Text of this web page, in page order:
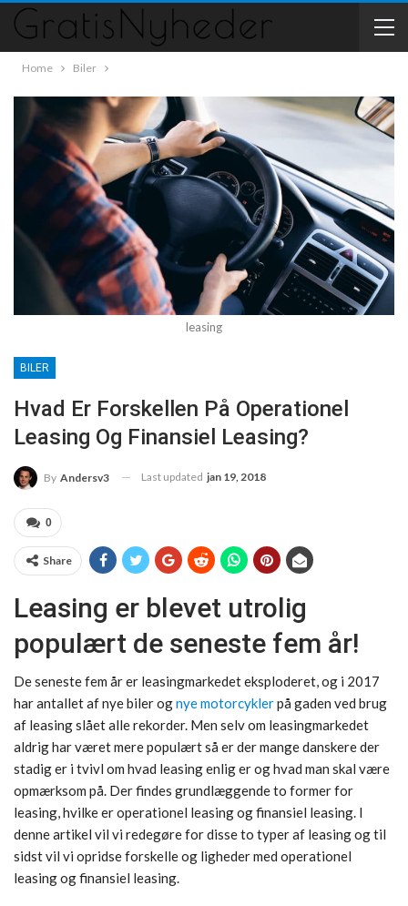
Home Biler
leasing
BILER
Hvad Er Forskellen På Operationel
Leasing Og Finansiel Leasing?
By Andersv3 Last updated jan 19, 2018
0
Share
Leasing er blevet utrolig
populært de seneste fem år!
De seneste fem år er leasingmarkedet eksploderet, og i 2017
har antallet af nye biler ognye motorcyklerpå gaden ved brug
af leasing slået alle rekorder. Men selv om leasingmarkedet
aldrig har været mere populært så er der mange danskere der
stadig er i tvivl om hvad leasing enlig er og hvad man skal være
opmærksom på. Der findes grundlæggende to former for
leasing, hvilke er operationel leasing og finansiel leasing. I
denne artikel vil vi redegøre for disse to typer af leasing og til
sidst vil vi opridse forskelle og ligheder med operationel
leasing og finansiel leasing.